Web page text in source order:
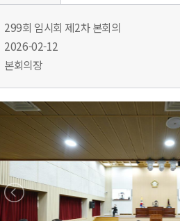
299회 임시회 제2차 본회의
2026-02-12
본회의장